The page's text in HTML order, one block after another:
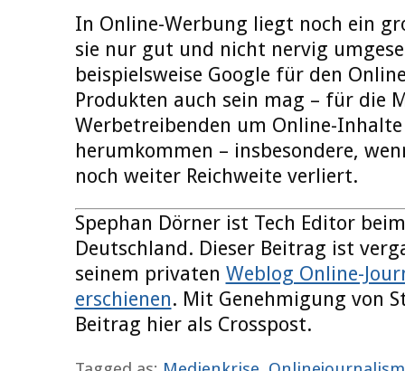
In Online-Werbung liegt noch ein
sie nur gut und nicht nervig
beispielsweise Google für den
Produkten auch sein mag – für die
Werbetreibenden um Online-
herumkommen – insbesondere,
noch weiter Reichweite verliert.
Spephan Dörner ist Tech Editor
Deutschland. Dieser Beitrag ist
seinem privaten Weblog Online-
erschienen. Mit Genehmigung von
Beitrag hier als Crosspost.